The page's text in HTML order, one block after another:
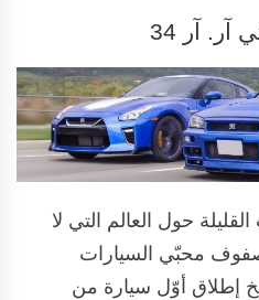
آر 34
حول العالم التي لا
صفوف محبّي السيارات
إطلاق أوّل سيارة من